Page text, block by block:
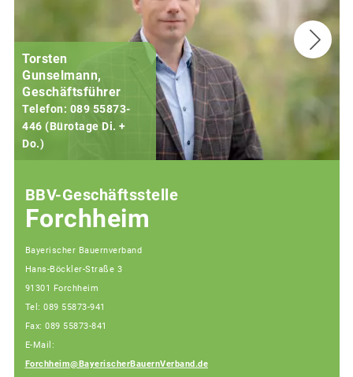
Torsten
Gunselmann,
Geschäftsführer
Telefon: 089 55873-
446 (Bürotage Di. +
Do.)
BBV-Geschäftsstelle
Forchheim
Bayerischer Bauernverband
Hans-Böckler-Straße 3
91301 Forchheim
Tel: 089 55873-941
Fax: 089 55873-841
E-Mail:
Forchheim@BayerischerBauernVerband.de